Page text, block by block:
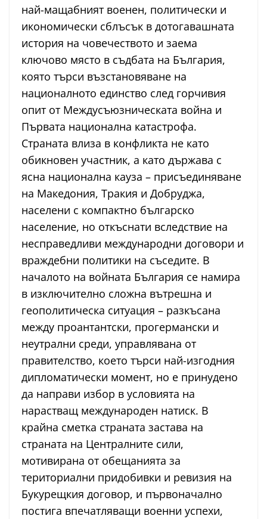
най-мащабният военен, политически и
икономически сблъсък в дотогавашната
история на човечеството и заема
ключово място в съдбата на България,
която търси възстановяване на
националното единство след горчивия
опит от Междусъюзническата война и
Първата национална катастрофа.
Страната влиза в конфликта не като
обикновен участник, а като държава с
ясна национална кауза – присъединяване
на Македония, Тракия и Добруджа,
населени с компактно българско
население, но откъснати вследствие на
несправедливи международни договори и
враждебни политики на съседите. В
началото на войната България се намира
в изключително сложна вътрешна и
геополитическа ситуация – разкъсана
между проантантски, прогермански и
неутрални среди, управлявана от
правителство, което търси най-изгодния
дипломатически момент, но е принудено
да направи избор в условията на
нарастващ международен натиск. В
крайна сметка страната застава на
страната на Централните сили,
мотивирана от обещанията за
териториални придобивки и ревизия на
Букурещкия договор, и първоначално
постига впечатляващи военни успехи,